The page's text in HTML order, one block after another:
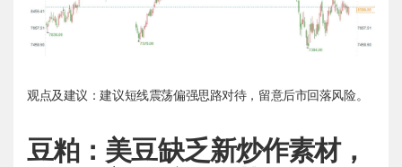
观点及建议：建议短线震荡偏强思路对待，留意后市回落风险。
豆粕：美豆缺乏新炒作素材，